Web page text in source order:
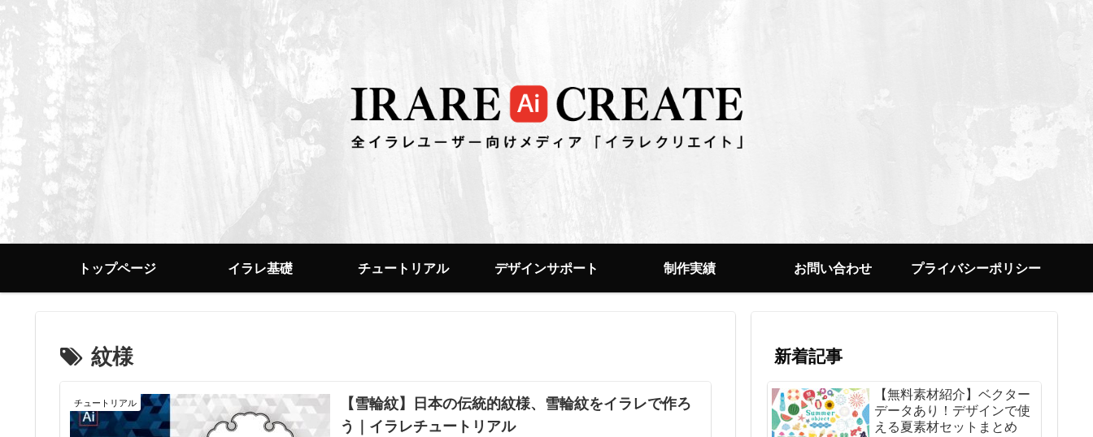
トップページ イラレ基礎 チュートリアル デザインサポート 制作実績 お問い合わせ プライバシーポリシー
紋様
チュートリアル
【雪輪紋】日本の伝統的紋様、雪輪紋をイラレで作ろ
う｜イラレチュートリアル
新着記事
【無料素材紹介】ベクター
データあり！デザインで使
える夏素材セットまとめ